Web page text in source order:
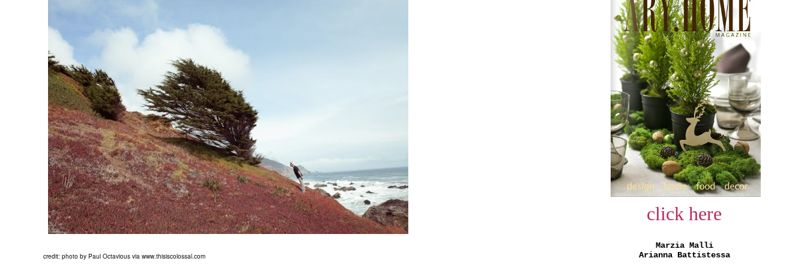
credit: photo by Paul Octavious via www.thisiscolossal.com
click here
Marzia Malli
Arianna Battistessa